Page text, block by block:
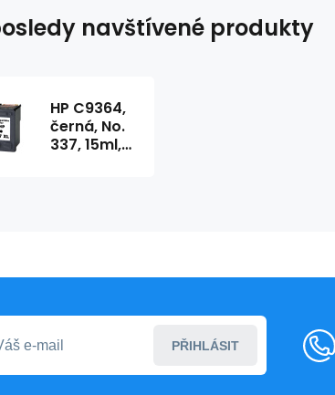
navštívené produkty
HP C9364,
černá, No.
337, 15ml,
PŘIHLÁSIT